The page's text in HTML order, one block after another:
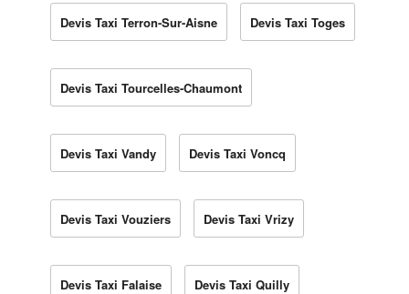
Devis Taxi Terron-Sur-Aisne Devis Taxi Toges
Devis Taxi Tourcelles-Chaumont
Devis Taxi Vandy Devis Taxi Voncq
Devis Taxi Vouziers Devis Taxi Vrizy
Devis Taxi Falaise Devis Taxi Quilly